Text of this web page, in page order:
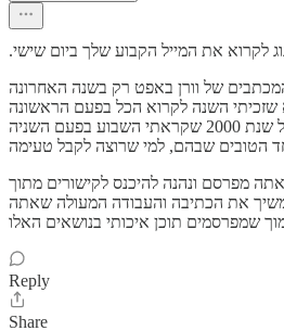
לקרוא את המייל הקבוע שלך ביום שישי
של וורן באפט רק בשנה האחרונה
שזכיתי השנה לקרוא הכל בפעם הראשונה
ולהנות מכל רגע. המכתב של שנת 2000 שקראתי השבוע בפעם השניה
מפרסם ונהנה להיכנס לקישורים מתוך
את הכתיבה והעבודה המעולה שאתה
שמפרסמים תוכן איכותי בנושאים האלו
Reply
Share